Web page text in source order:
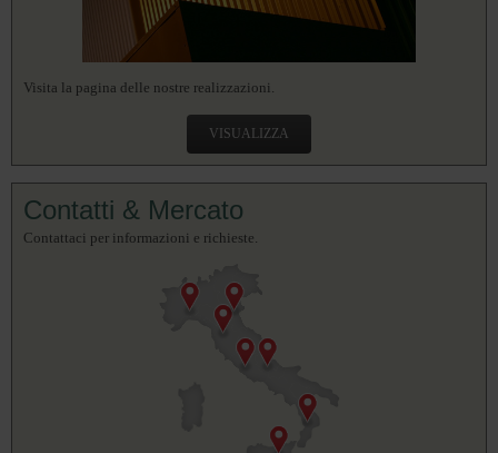
Visita la pagina delle nostre realizzazioni.
VISUALIZZA
Contatti & Mercato
Contattaci per informazioni e richieste.